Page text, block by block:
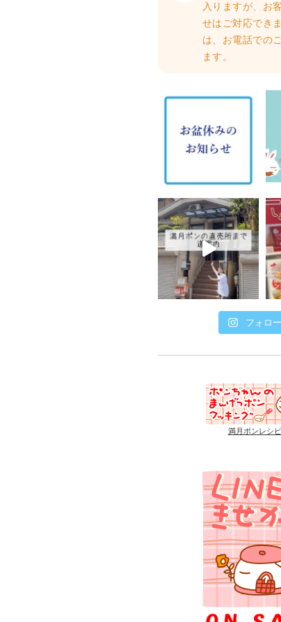
入りますが、お
せはご対応でき
は、お電話での
ます。
フォロ
満月ポンレシ